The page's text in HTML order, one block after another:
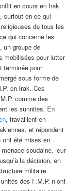
en cours en Irak
surtout en ce qui
de tous les
qui concerne les
un groupe de
mobilisées pour lutter
terminée pour
sous forme de
en Irak. Ces
comme des
les sunnites. En
, travaillent en
et répondent
ont été mises en
soudaine, leur
la décision, en
militaire
des F.M.P. n’ont